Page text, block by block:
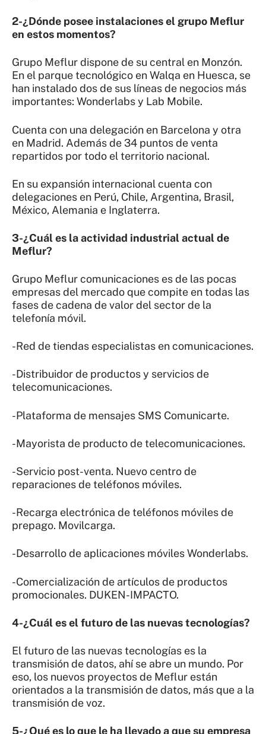
2-¿Dónde posee instalaciones el grupo Meflur
en estos momentos?
Grupo Meflur dispone de su central en Monzón.
En el parque tecnológico en Walqa en Huesca, se
han instalado dos de sus líneas de negocios más
importantes: Wonderlabs y Lab Mobile.
Cuenta con una delegación en Barcelona y otra
en Madrid. Además de 34 puntos de venta
repartidos por todo el territorio nacional.
En su expansión internacional cuenta con
delegaciones en Perú, Chile, Argentina, Brasil,
México, Alemania e Inglaterra.
3-¿Cuál es la actividad industrial actual de
Meflur?
Grupo Meflur comunicaciones es de las pocas
empresas del mercado que compite en todas las
fases de cadena de valor del sector de la
telefonía móvil.
-Red de tiendas especialistas en comunicaciones.
-Distribuidor de productos y servicios de
telecomunicaciones.
-Plataforma de mensajes SMS Comunicarte.
-Mayorista de producto de telecomunicaciones.
-Servicio post-venta. Nuevo centro de
reparaciones de teléfonos móviles.
-Recarga electrónica de teléfonos móviles de
prepago. Movilcarga.
-Desarrollo de aplicaciones móviles Wonderlabs.
-Comercialización de artículos de productos
promocionales. DUKEN-IMPACTO.
4-¿Cuál es el futuro de las nuevas tecnologías?
El futuro de las nuevas tecnologías es la
transmisión de datos, ahí se abre un mundo. Por
eso, los nuevos proyectos de Meflur están
orientados a la transmisión de datos, más que a la
transmisión de voz.
5-¿Qué es lo que le ha llevado a que su empresa